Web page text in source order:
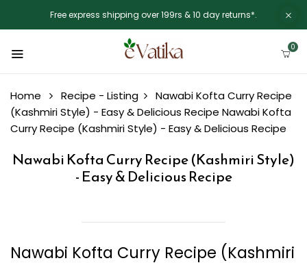
Free express shipping over 199rs & 10 day returns*.
0
Home Recipe - Listing
Nawabi Kofta Curry Recipe
(Kashmiri Style) - Easy & Delicious Recipe Nawabi Kofta
Curry Recipe (Kashmiri Style) - Easy & Delicious Recipe
Nawabi Kofta Curry Recipe (Kashmiri Style)
- Easy & Delicious Recipe
Nawabi Kofta Curry Recipe (Kashmiri